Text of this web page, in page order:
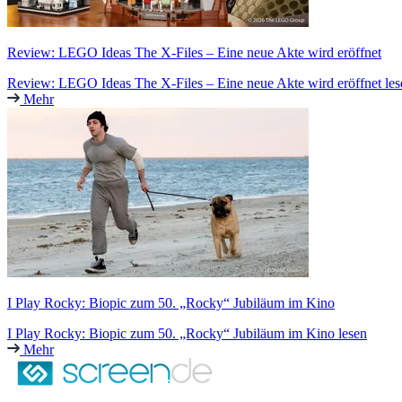
Review: LEGO Ideas The X-Files – Eine neue Akte wird eröffnet
Review: LEGO Ideas The X-Files – Eine neue Akte wird eröffnet
Mehr
I Play Rocky: Biopic zum 50. „Rocky“ Jubiläum im Kino
I Play Rocky: Biopic zum 50. „Rocky“ Jubiläum im Kino lesen
Mehr